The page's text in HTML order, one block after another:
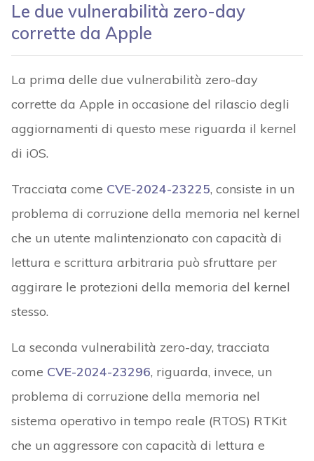
Le due vulnerabilità zero-day
corrette da Apple
La prima delle due vulnerabilità zero-day
corrette da Apple in occasione del rilascio degli
aggiornamenti di questo mese riguarda il kernel
di iOS.
Tracciata come CVE-2024-23225, consiste in un
problema di corruzione della memoria nel kernel
che un utente malintenzionato con capacità di
lettura e scrittura arbitraria può sfruttare per
aggirare le protezioni della memoria del kernel
stesso.
La seconda vulnerabilità zero-day, tracciata
come CVE-2024-23296, riguarda, invece, un
problema di corruzione della memoria nel
sistema operativo in tempo reale (RTOS) RTKit
che un aggressore con capacità di lettura e